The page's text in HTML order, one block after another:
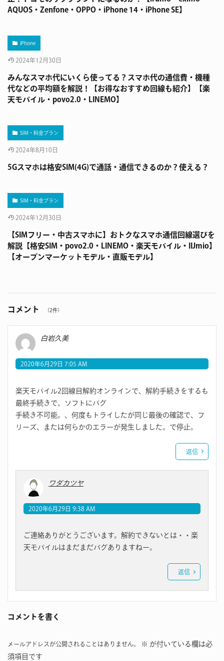
AQUOS・Zenfone・OPPO・iPhone 14・iPhone SE】
iPhone
2024年12月30日
みんなスマホ代にいくら使ってる？スマホ代の通信費・機種
代などの平均額を解説！【お得なおすすめ回線も紹介】【楽
天モバイル・povo2.0・LINEMO】
SIM・料金プラン
2024年8月10日
5Gスマホは格安SIM(4G)で通話・通信できるのか？使える？
SIM・料金プラン
2024年12月30日
【SIMフリー・中古スマホに】おトクなスマホ通信回線選びを
解説【格安SIM・povo2.0・LINEMO・楽天モバイル・IIJmio】
【オープンマーケットモデル・直販モデル】
コメント （2件）
白岩久美
2020年6月29日 7:05 AM
楽天モバイル2回線目解約オンラインで、解約手続きをするも
最終手続きで、ソフトにバグ
手続き不可能。、何度もトライしたが同じ最後の確認で、フ
リーズ、または何らかのエラーが発生しました。で停止。
返信
ワダカツヤ
2020年6月29日 9:38 AM
ご連絡ありがとうございます。解約できないとは・・楽
天モバイルはまだまだバグありますねー。
返信
コメントを書く
メールアドレスが公開されることはありません。 ※ が付いている欄は必
須項目です